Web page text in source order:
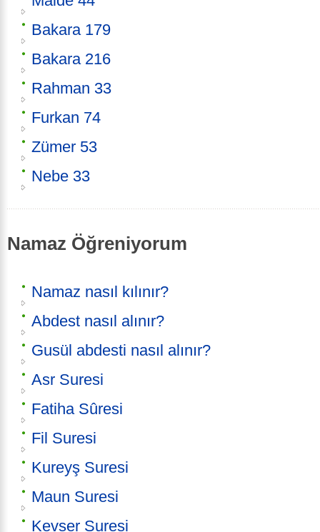
Bakara 179
Bakara 216
Rahman 33
Furkan 74
Zümer 53
Nebe 33
Namaz Öğreniyorum
Namaz nasıl kılınır?
Abdest nasıl alınır?
Gusül abdesti nasıl alınır?
Asr Suresi
Fatiha Sûresi
Fil Suresi
Kureyş Suresi
Maun Suresi
Kevser Suresi